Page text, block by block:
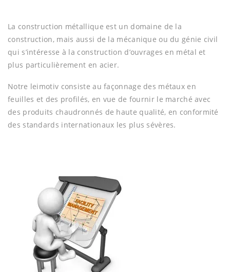
La construction métallique est un domaine de la
construction, mais aussi de la mécanique ou du génie civil
qui s’intéresse à la construction d’ouvrages en métal et
plus particulièrement en acier.
Notre leimotiv consiste au façonnage des métaux en
feuilles et des profilés, en vue de fournir le marché avec
des produits chaudronnés de haute qualité, en conformité
des standards internationaux les plus sévères.